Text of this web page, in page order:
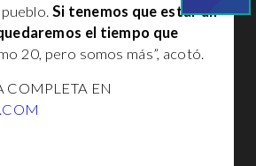
Si tenemos que estar un
el tiempo que
20, pero somos más”, acotó.
COMPLETA EN